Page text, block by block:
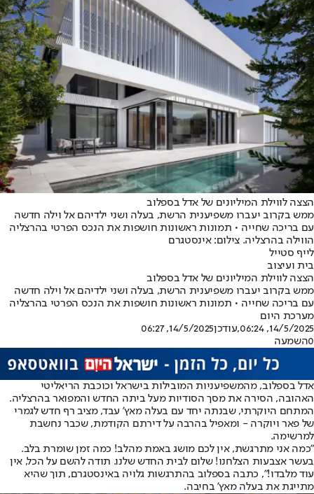
הצצה לווילת המיליונים של אדל בספלוב
ממש בקרוב יעברו משפיענית הרשת, בעלה ושני ילדיהם אל וילה חדשה
עם בריכה שחייה • תמונות ראשונות חושפות את הנכס הפרטי בהרצליה
הווילה בהרצליה. צילום: אינסטגרם
לייף סטייל
בית ועיצוב
הצצה לווילת המיליונים של אדל בספלוב
ממש בקרוב יעברו משפיענית הרשת, בעלה ושני ילדיהם אל וילה חדשה
עם בריכה שחייה • תמונות ראשונות חושפות את הנכס הפרטי בהרצליה
מערכת היום
14/5/2025, 06:24
,עודכן14/5/2025, 06:27
0השמעה
אדל בספלוב, מהמשפיעניות המובילות בישראל וכוכבת הריאליטי
האהובה, הסירה את מסך הסודיות מעל ביתה החדש והמפואר בהרצליה.
המתחם היוקרתי, שבנתה יחד עם בעלה מאץ' עבד, מציב רף חדש לגמרי
של פאר ויוקרה - ומאפיל בהרבה על דירתם הקודמת, שכבר נחשבת
למרשימה.
"כמה אני מתרגשת, אין לכם מושג באמת מהלב! כמה זמן שומרת בלב.
בעשר אצבעות הצלחנו! שלום לבית החדש שלנו. תודה להשם על הכל, אין
עוד מלבדו!", כתבה בספלוב בהתרגשות גלויה באינסטגרם, תוך שהיא
מתייגת את בעלה מאץ' בחיבה.